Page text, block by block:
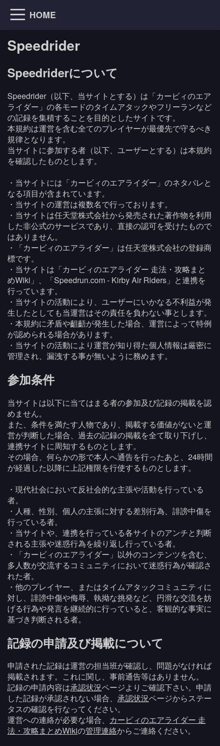
HOME
Speedrider
Speedriderについて
Speedrider（以下、当サイトとする）は「カービィのエア
ライダー」の各モードのタイムアタックやフリーランなど
の記録を集積することを目的としたサイトです。
本規約は運営を含む全てのプレイヤーが最優先で守るべき
規律となります。
当サイトに参加する者（以下、ユーザーとする）は本規約
を確認したものとします。
・当サイトには「カービィのエアライダー」のネタバレと
なる項目が含まれています。
・当サイトの運営は複数名で行っております。
・当サイトは任天堂株式会社から発売された著作物を利用
した非公式のサービスであり、直接の認可を受けたもので
はありません。
・「カービィのエアライダー」は任天堂株式会社の登録商
標です。
・当サイトは「カービィのエアライダー 走法・攻略まと
めWiki」、「Speedrun.com - Kirby Air Riders」と連携を
行っています。
・当サイトの活動により、ユーザーにいかなる不利益が発
生したとしても当運営はその責任を負わない事とします。
・本規約に矛盾や齟齬が発生した場合、運営によって特例
が認められる場合があります。
・当サイトの活動により運営が知り得た個人情報は厳密に
管理され、漏洩する事が無いように務めます。
参加条件
当サイトは以下に当てはまる者の参加及び記録の掲載を認
めません。
また、条件を満たす人物であり、掲載する価値がないと運
営が判断した場合、過去の記録の掲載を全て取り下げし、
連携サイトに周知するものとします。
その場合、何らかの形で本人へ通告を行ったあと、24時間
が経過した以降に上記権限を行使するものとします。
・現代社会において反社会的な主張や活動を行っている
者。
・人種、性別、個人の主張に対する差別行為、誹謗中傷を
行っている者。
・当サイトや、連携を行っている各サイトのアンチと判断
される主張や迷惑行為を繰り返し行っている者。
・「カービィのエアライダー」以外のコンテンツを含む、
多人数が交流するコミュニティにおいて迷惑行為が確認さ
れた者。
・他のプレイヤー、またはタイムアタックコミュニティに
対し、誹謗中傷や侮辱、執拗な挑発など、円滑な交流を妨
げる行為や発言を継続的に行っていると、客観的な事実に
基づき判断される者。
記録の申請及び掲載について
申請された記録は運営の担当班が確認し、問題がなければ
掲載されます。これに関し、事前通告等はありません。
記録の申請内容は承認状況ページよりご確認下さい。申請
した記録が承認されない場合、 承認状況ページからステー
タスの確認を行なってください。
運営への連絡が必要な場合、 カービィのエアライダー 走
法・攻略まとめWikiの管理連絡からご連絡ください。